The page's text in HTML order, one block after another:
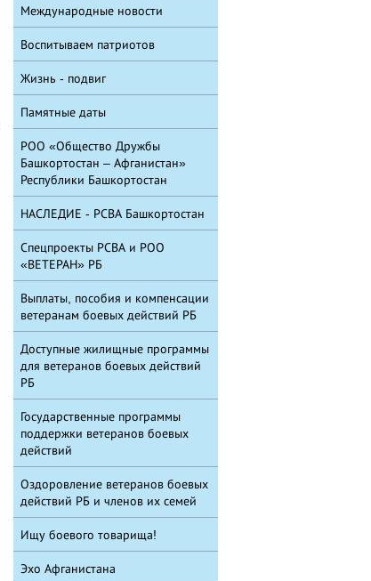
Международные новости
Воспитываем патриотов
Жизнь - подвиг
Памятные даты
РОО «Общество Дружбы
Башкортостан – Афганистан»
Республики Башкортостан
НАСЛЕДИЕ - РСВА Башкортостан
Спецпроекты РСВА и РОО
«ВЕТЕРАН» РБ
Выплаты, пособия и компенсации
ветеранам боевых действий РБ
Доступные жилищные программы
для ветеранов боевых действий
РБ
Государственные программы
поддержки ветеранов боевых
действий
Оздоровление ветеранов боевых
действий РБ и членов их семей
Ищу боевого товарища!
Эхо Афганистана